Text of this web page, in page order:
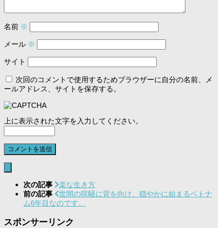
名前 ※
メール ※
サイト
次回のコメントで使用するためブラウザーに自分の名前、メ
ールアドレス、サイトを保存する。
上に表示された文字を入力してください。
次の記事
楽な生き方
前の記事
世間の喧騒に背を向け、穏やかに始まるベトナ
ム6年目なのです。
スポンサーリンク